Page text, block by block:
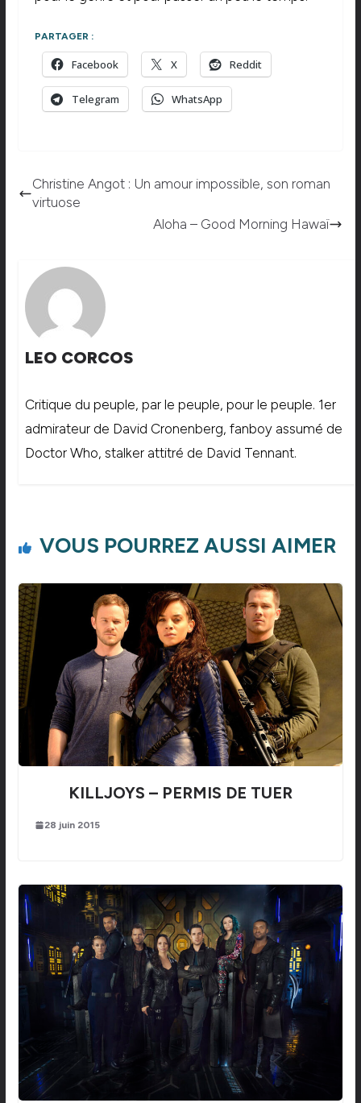
PARTAGER :
Facebook X Reddit
Telegram WhatsApp
Christine Angot : Un amour impossible, son roman
virtuose
Aloha – Good Morning Hawaï
LEO CORCOS
Critique du peuple, par le peuple, pour le peuple. 1er
admirateur de David Cronenberg, fanboy assumé de
Doctor Who, stalker attitré de David Tennant.
VOUS POURREZ AUSSI AIMER
KILLJOYS – PERMIS DE TUER
28 juin 2015